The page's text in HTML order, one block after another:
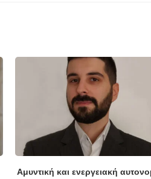
Αμυντική και ενεργειακή